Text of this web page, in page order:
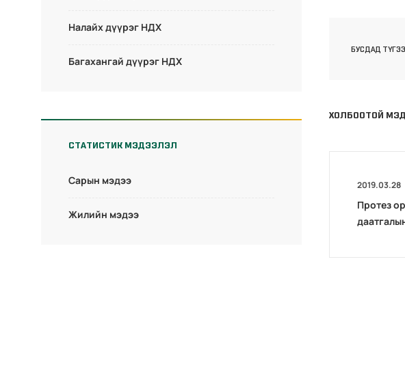
Налайх дүүрэг НДХ
Багахангай дүүрэг НДХ
СТАТИСТИК МЭДЭЭЛЭЛ
Сарын мэдээ
Жилийн мэдээ
БУСДАД
ХОЛБООТОЙ
2019.03.28
Протез